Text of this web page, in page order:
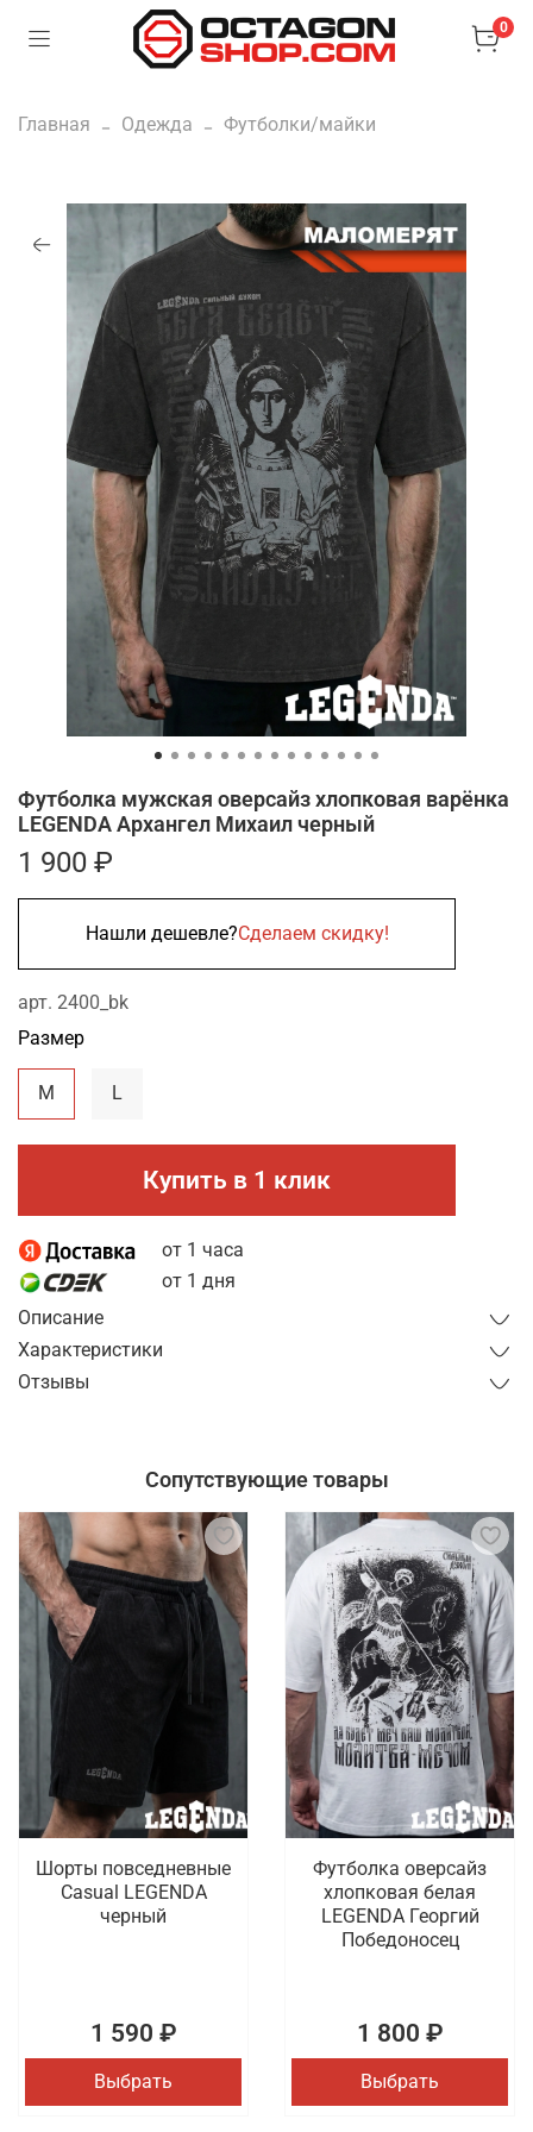
0
Главная Одежда Футболки/майки
арт. 2400_bk
Футболка мужская оверсайз хлопковая варёнка
LEGENDA Архангел Михаил черный
1 900 ₽
Нашли дешевле?Сделаем скидку!
Купить в 1 клик
от 1 часа
от 1 дня
Размер
M L
Описание
Характеристики
Отзывы
Сопутствующие товары
Шорты повседневные
Casual LEGENDA
черный
1 590 ₽
Выбрать
Футболка оверсайз
хлопковая белая
LEGENDA Георгий
Победоносец
1 800 ₽
Выбрать